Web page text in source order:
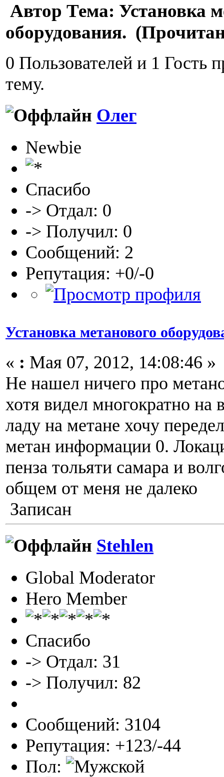
Автор Тема: Установка
оборудования.
0 Пользователей и 1 Гость
тему.
Олег
Newbie
Спасибо
-> Отдал: 0
-> Получил: 0
Сообщений: 2
Репутация: +0/-0
Установка метанового
« : Мая 07, 2012, 14:08:46 »
Не нашел ничего про
хотя видел многократно на
ладу на метане хочу
метан информации 0.
пенза тольяти самара и
общем от меня не далеко
Записан
Stehlen
Global Moderator
Hero Member
Спасибо
-> Отдал: 31
-> Получил: 82
Сообщений: 3104
Репутация: +123/-44
Пол: